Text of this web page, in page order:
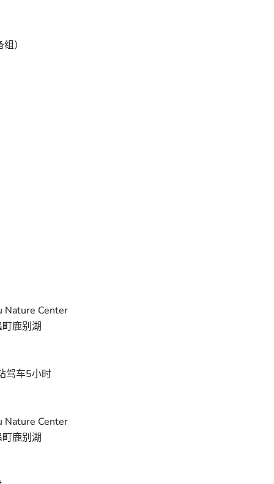
组）
Nature Center
鹿别湖
驾车5小时
Nature Center
鹿别湖